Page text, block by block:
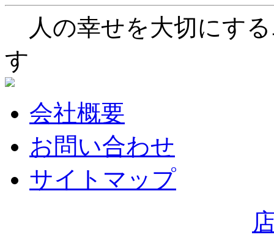
人の幸せを大切にす
す
会社概要
お問い合わせ
サイトマップ